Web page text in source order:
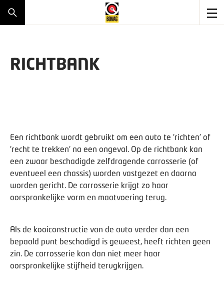
RICHTBANK
Een richtbank wordt gebruikt om een auto te 'richten' of
'recht te trekken' na een ongeval. Op de richtbank kan
een zwaar beschadigde zelfdragende carrosserie (of
eventueel een chassis) worden vastgezet en daarna
worden gericht. De carrosserie krijgt zo haar
oorspronkelijke vorm en maatvoering terug.
Als de kooiconstructie van de auto verder dan een
bepaald punt beschadigd is geweest, heeft richten geen
zin. De carrosserie kan dan niet meer haar
oorspronkelijke stijfheid terugkrijgen.